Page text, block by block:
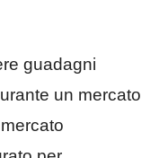
guadagni
un mercato